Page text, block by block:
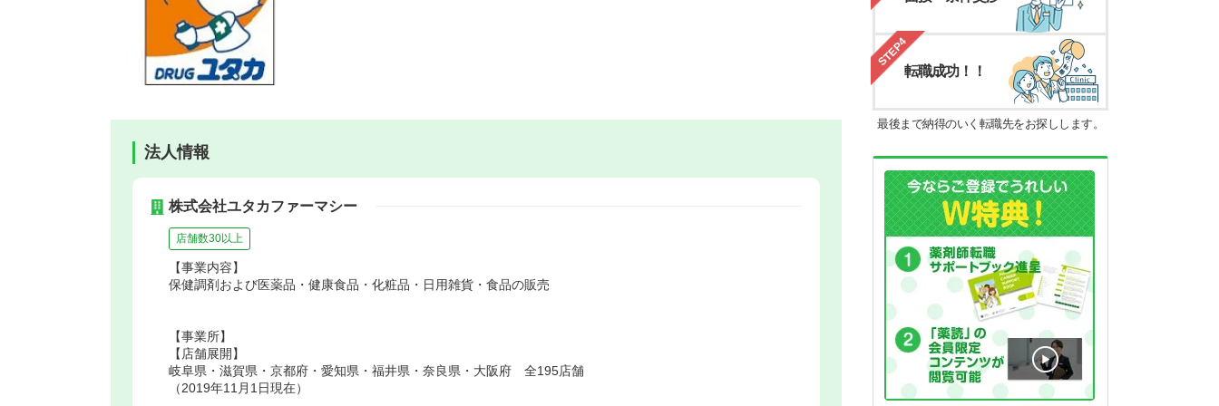
法人情報
株式会社ユタカファーマシー
店舗数30以上
【事業内容】
保健調剤および医薬品・健康食品・化粧品・日用雑貨・食品の販売
【事業所】
【店舗展開】
岐阜県・滋賀県・京都府・愛知県・福井県・奈良県・大阪府 全195店舗
（2019年11月1日現在）
STEP4
転職成功！！
最後まで納得のいく転職先をお探しします。